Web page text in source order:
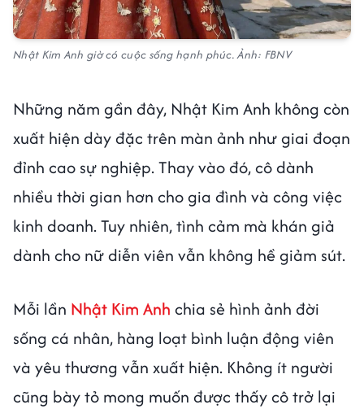
Nhật Kim Anh giờ có cuộc sống hạnh phúc. Ảnh: FBNV
Những năm gần đây, Nhật Kim Anh không còn
xuất hiện dày đặc trên màn ảnh như giai đoạn
đỉnh cao sự nghiệp. Thay vào đó, cô dành
nhiều thời gian hơn cho gia đình và công việc
kinh doanh. Tuy nhiên, tình cảm mà khán giả
dành cho nữ diễn viên vẫn không hề giảm sút.
Mỗi lần Nhật Kim Anh chia sẻ hình ảnh đời
sống cá nhân, hàng loạt bình luận động viên
và yêu thương vẫn xuất hiện. Không ít người
cũng bày tỏ mong muốn được thấy cô trở lại